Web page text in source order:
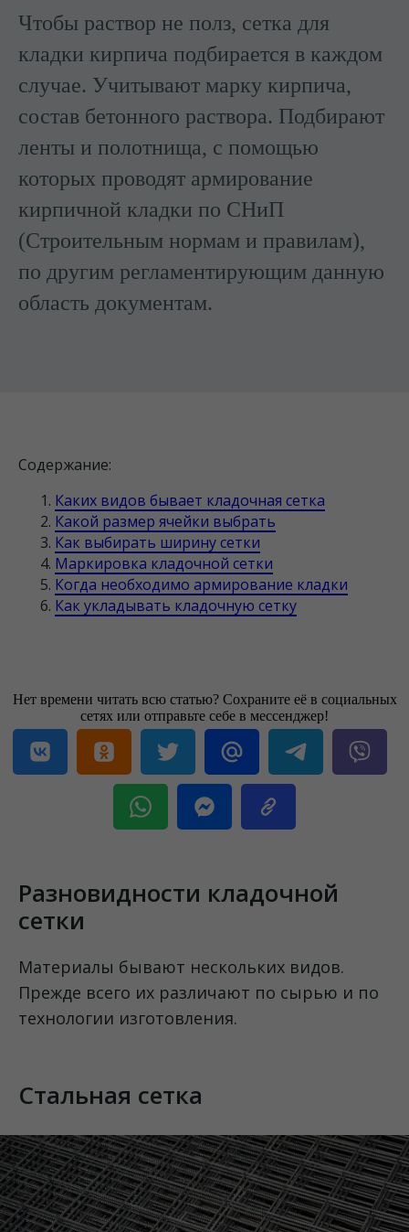
Чтобы раствор не полз, сетка для
кладки кирпича подбирается в каждом
случае. Учитывают марку кирпича,
состав бетонного раствора. Подбирают
ленты и полотнища, с помощью
которых проводят армирование
кирпичной кладки по СНиП
(Строительным нормам и правилам),
по другим регламентирующим данную
область документам.
Содержание:
Каких видов бывает кладочная сетка
Какой размер ячейки выбрать
Как выбирать ширину сетки
Маркировка кладочной сетки
Когда необходимо армирование кладки
Как укладывать кладочную сетку
Нет времени читать всю статью? Сохраните её в социальных
сетях или отправьте себе в мессенджер!
Разновидности кладочной
сетки
Материалы бывают нескольких видов.
Прежде всего их различают по сырью и по
технологии изготовления.
Стальная сетка